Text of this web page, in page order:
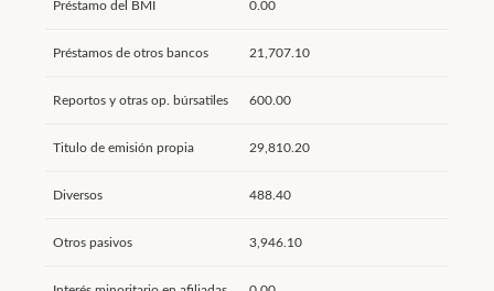
Préstamo del BMI 0.00
Préstamos de otros bancos 21,707.10
Reportos y otras op. búrsatiles 600.00
Titulo de emisión propia 29,810.20
Diversos 488.40
Otros pasivos 3,946.10